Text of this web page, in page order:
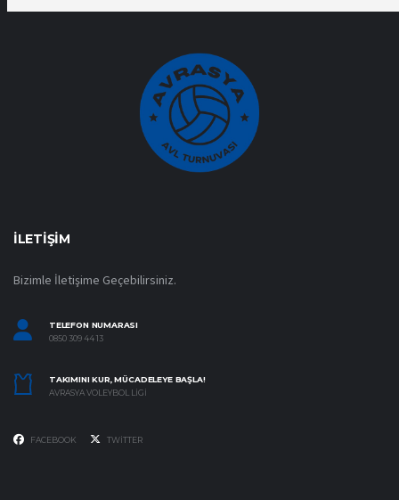
İLETIŞIM
Bizimle İletişime Geçebilirsiniz.
TELEFON NUMARASI
0850 309 44 13
TAKIMINI KUR, MÜCADELEYE BAŞLA!
AVRASYA VOLEYBOL LIGI
FACEBOOK TWITTER